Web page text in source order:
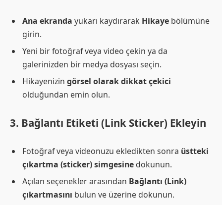
Ana ekranda yukarı kaydırarak Hikaye bölümüne
girin.
Yeni bir fotoğraf veya video çekin ya da
galerinizden bir medya dosyası seçin.
Hikayenizin görsel olarak dikkat çekici
olduğundan emin olun.
3. Bağlantı Etiketi (Link Sticker) Ekleyin
Fotoğraf veya videonuzu ekledikten sonra üstteki
çıkartma (sticker) simgesine dokunun.
Açılan seçenekler arasından Bağlantı (Link)
çıkartmasını bulun ve üzerine dokunun.